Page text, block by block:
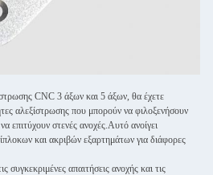
CNC 3 άξων και 5 άξων, θα έχετε
αλεξίστρωσης που μπορούν να φιλοξενήσουν
επιτύχουν στενές ανοχές.Αυτό ανοίγει
και ακριβών εξαρτημάτων για διάφορες
συγκεκριμένες απαιτήσεις ανοχής και τις